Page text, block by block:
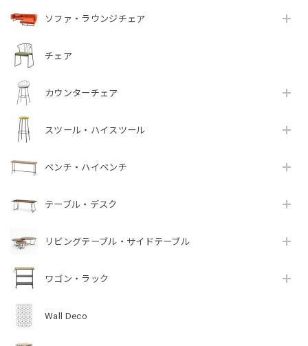
ソファ・ラウンジチェア
チェア
カウンターチェア
スツール・ハイスツール
ベンチ・ハイベンチ
テーブル・デスク
リビングテーブル・サイドテーブル
ワゴン・ラック
Wall Deco